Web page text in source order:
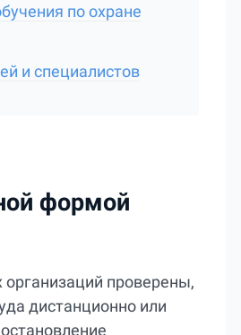
по охране
и специалистов
формой
проверены,
дистанционно или